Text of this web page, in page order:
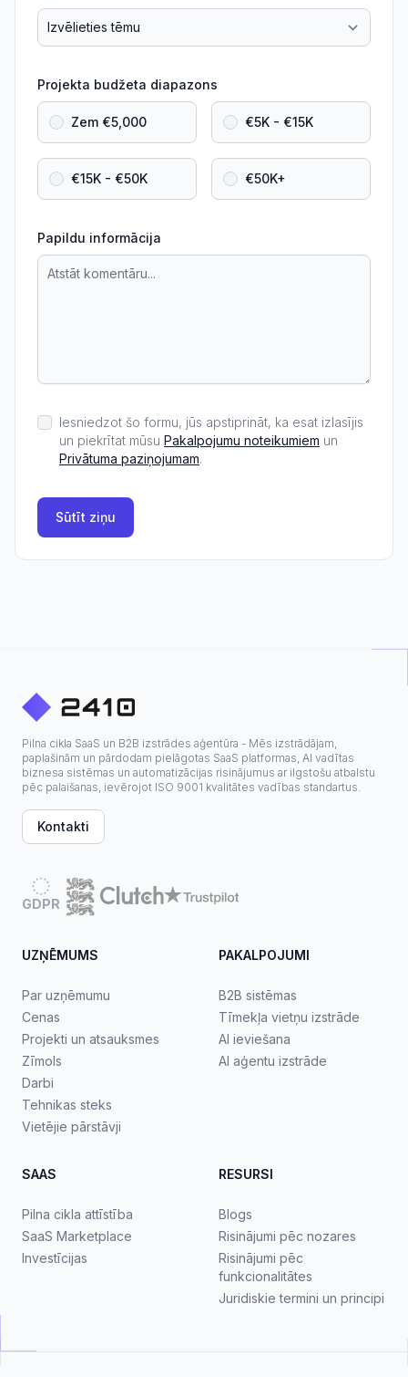
Projekta budžeta diapazons
Zem €5,000 €5K - €15K
€15K - €50K €50K+
Papildu informācija
Iesniedzot šo formu, jūs apstiprināt, ka esat izlasījis
un piekrītat mūsu Pakalpojumu noteikumiem un
Privātuma paziņojumam.
Sūtīt ziņu
Pilna cikla SaaS un B2B izstrādes aģentūra - Mēs izstrādājam,
paplašinām un pārdodam pielāgotas SaaS platformas, AI vadītas
biznesa sistēmas un automatizācijas risinājumus ar ilgstošu atbalstu
pēc palaišanas, ievērojot ISO 9001 kvalitātes vadības standartus.
Kontakti
GDPR
UZŅĒMUMS
Par uzņēmumu
Cenas
Projekti un atsauksmes
Zīmols
Darbi
Tehnikas steks
Vietējie pārstāvji
PAKALPOJUMI
B2B sistēmas
Tīmekļa vietņu izstrāde
AI ieviešana
AI aģentu izstrāde
SAAS
Pilna cikla attīstība
SaaS Marketplace
Investīcijas
RESURSI
Blogs
Risinājumi pēc nozares
Risinājumi pēc
funkcionalitātes
Juridiskie termini un principi